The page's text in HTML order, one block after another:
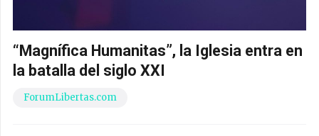
“Magnífica Humanitas”, la Iglesia entra en
la batalla del siglo XXI
ForumLibertas.com